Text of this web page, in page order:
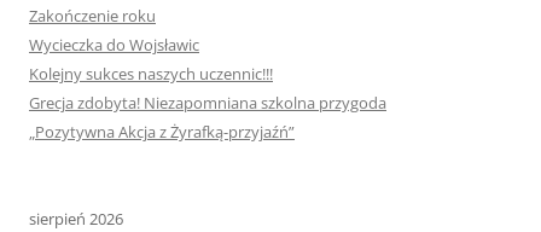
Zakończenie roku
Wycieczka do Wojsławic
Kolejny sukces naszych uczennic!!!
Grecja zdobyta! Niezapomniana szkolna przygoda
„Pozytywna Akcja z Żyrafką-przyjaźń”
sierpień 2026